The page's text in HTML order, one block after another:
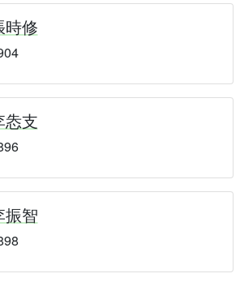
時修
怣支
振智